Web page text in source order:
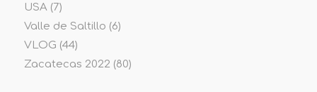
USA(7)
Valle de Saltillo (6)
VLOG (44)
Zacatecas 2022 (80)